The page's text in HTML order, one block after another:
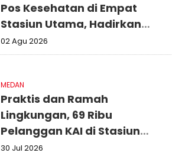
Pos Kesehatan di Empat
Stasiun Utama, Hadirkan
Perjalanan Kereta Api yang
Aman dan Nyaman
02 Agu 2026
MEDAN
Praktis dan Ramah
Lingkungan, 69 Ribu
Pelanggan KAI di Stasiun
Medan Manfaatkan Face
30 Jul 2026